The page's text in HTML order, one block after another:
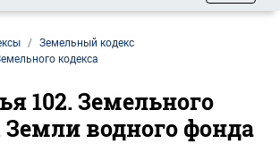
Земельный кодекс
кодекса
102. Земельного
Земли водного фонда